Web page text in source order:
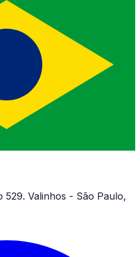
529. Valinhos - São Paulo,